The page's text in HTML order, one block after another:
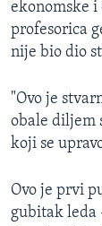
ekonomske
profesorica
nije bio dio
"Ovo je
obale diljem
koji se
Ovo je prvi
gubitak leda